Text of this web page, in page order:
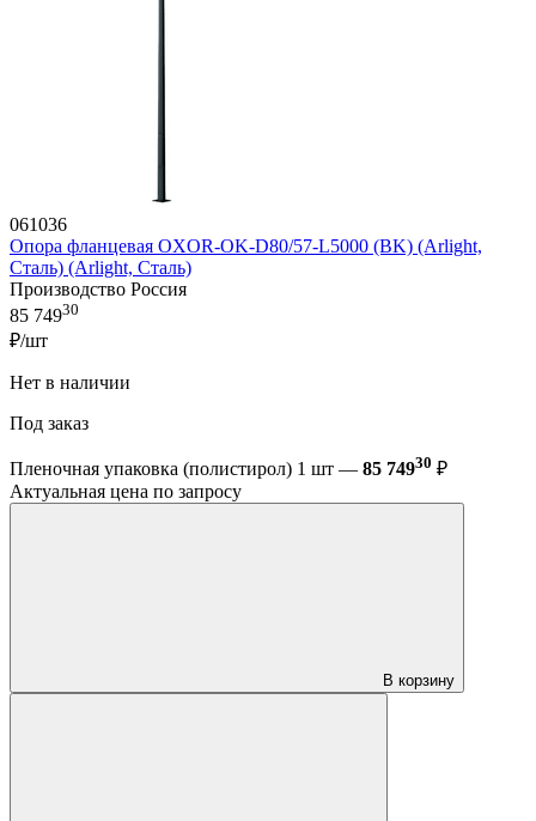
061036
Опора фланцевая OXOR-OK-D80/57-L5000 (BK) (Arlight,
Сталь) (Arlight, Сталь)
Производство Россия
85 74930
₽/шт
Нет в наличии
Под заказ
Пленочная упаковка (полистирол) 1 шт — 85 74930 ₽
Актуальная цена по запросу
В корзину